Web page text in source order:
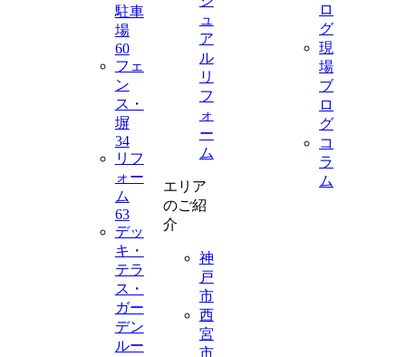
駐車
場
60
フェ
ン
ス・
塀
34
リフ
ォー
ム
63
デッ
キ・
テラ
ス・
ガー
デン
ルー
ュ
ア
ル
リ
フ
ォ
ー
ム
エリア
のご紹
介
神
戸
市
西
宮
市
ロ
グ
現
場
ブ
ロ
グ
コ
ラ
ム